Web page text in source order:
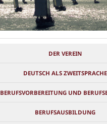
DER VEREIN
DEUTSCH ALS ZWEITSPRACHE
BERUFSVORBEREITUNG UND
BERUFSAUSBILDUNG